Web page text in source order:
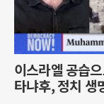
이스라엘 공습
타냐후, 정치 생